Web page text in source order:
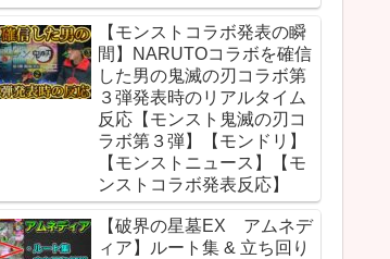
【モンストコラボ発表の瞬
間】NARUTOコラボを確信
した男の鬼滅の刃コラボ第
３弾発表時のリアルタイム
反応【モンスト鬼滅の刃コ
ラボ第３弾】【モンドリ】
【モンストニュース】【モ
ンストコラボ発表反応】
【破界の星墓EX アムネデ
ィア】ルート集 & 立ち回り